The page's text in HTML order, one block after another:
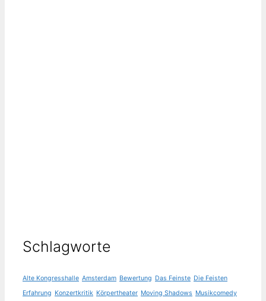
Schlagworte
Alte Kongresshalle Amsterdam Bewertung Das Feinste Die Feisten
Erfahrung Konzertkritik Körpertheater Moving Shadows Musikcomedy